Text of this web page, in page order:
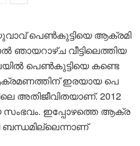
പെ​ൺ​കു​ട്ടി​യെ ആ​ക്ര​മി​
ഞാ​യ​റാ​ഴ്ച വീ​ട്ടി​ലെ​ത്തി​യ
പെൺകുട്ടിയെ ക​ണ്ടെ​
ഇ​ര​യാ​യ പെ​
അ​തി​ജീ​വി​ത​യാ​ണ്. 2012​
ഇ​പ്പോ​ഴ​ത്തെ ആ​ക്ര​